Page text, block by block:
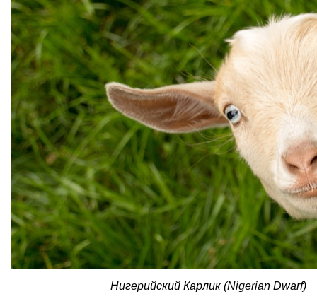
Нигерийский Карлик (Nigerian Dwarf)